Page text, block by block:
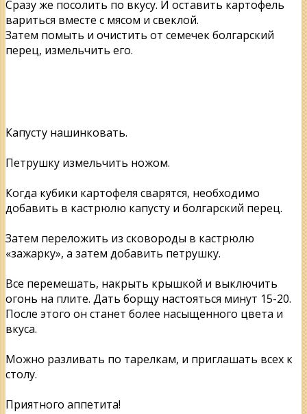
Сразу же посолить по вкусу. И оставить картофель
вариться вместе с мясом и свеклой.
Затем помыть и очистить от семечек болгарский
перец, измельчить его.
Капусту нашинковать.
Петрушку измельчить ножом.
Когда кубики картофеля сварятся, необходимо
добавить в кастрюлю капусту и болгарский перец.
Затем переложить из сковороды в кастрюлю
«зажарку», а затем добавить петрушку.
Все перемешать, накрыть крышкой и выключить
огонь на плите. Дать борщу настояться минут 15-20.
После этого он станет более насыщенного цвета и
вкуса.
Можно разливать по тарелкам, и приглашать всех к
столу.
Приятного аппетита!